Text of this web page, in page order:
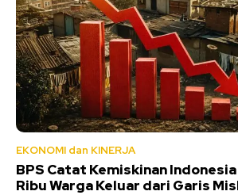
EKONOMI dan KINERJA
BPS Catat Kemiskinan
Ribu Warga Keluar dari Garis